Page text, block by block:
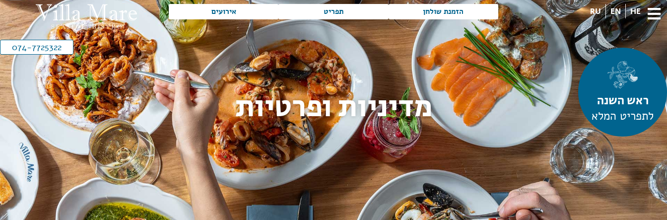
HE
EN
RU הזמנת שולחן תפריט אירועים
074-7725322
ראש השנה
לתפריט המלא מדיניות ופרטיות
הבית
מדיניות
ופרטיות